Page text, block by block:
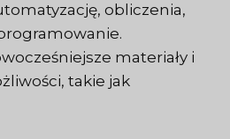
obliczenia,
materiały i
takie jak